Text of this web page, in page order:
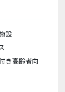
設
き高齢者向